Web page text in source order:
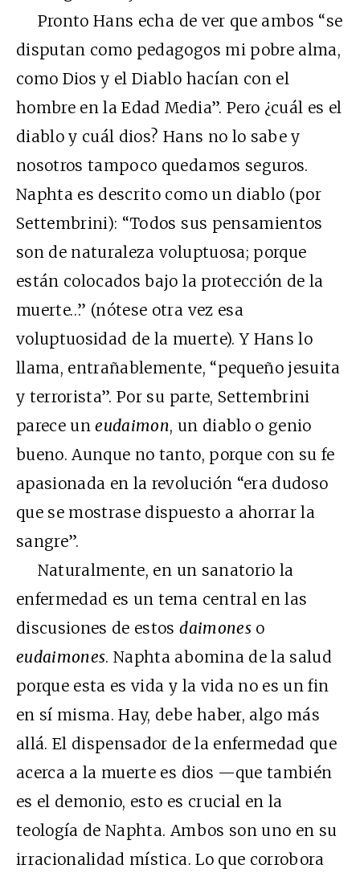
Pronto Hans echa de ver que ambos “se
disputan como pedagogos mi pobre alma,
como Dios y el Diablo hacían con el
hombre en la Edad Media”. Pero ¿cuál es el
diablo y cuál dios? Hans no lo sabe y
nosotros tampoco quedamos seguros.
Naphta es descrito como un diablo (por
Settembrini): “Todos sus pensamientos
son de naturaleza voluptuosa; porque
están colocados bajo la protección de la
muerte…” (nótese otra vez esa
voluptuosidad de la muerte). Y Hans lo
llama, entrañablemente, “pequeño jesuita
y terrorista”. Por su parte, Settembrini
parece uneudaimon, un diablo o genio
bueno. Aunque no tanto, porque con su fe
apasionada en la revolución “era dudoso
que se mostrase dispuesto a ahorrar la
sangre”.
Naturalmente, en un sanatorio la
enfermedad es un tema central en las
discusiones de estosdaimoneso
eudaimones. Naphta abomina de la salud
porque esta es vida y la vida no es un fin
en sí misma. Hay, debe haber, algo más
allá. El dispensador de la enfermedad que
acerca a la muerte es dios —que también
es el demonio, esto es crucial en la
teología de Naphta. Ambos son uno en su
irracionalidad mística. Lo que corrobora